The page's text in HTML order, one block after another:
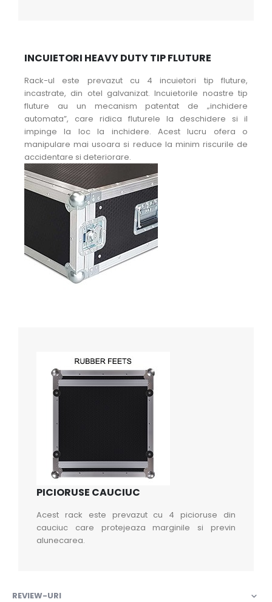
INCUIETORI HEAVY DUTY TIP FLUTURE
Rack-ul este prevazut cu 4 incuietori tip fluture,
incastrate, din otel galvanizat. Incuietorile noastre tip
fluture au un mecanism patentat de „inchidere
automata”, care ridica fluturele la deschidere si il
impinge la loc la inchidere. Acest lucru ofera o
manipulare mai usoara si reduce la minim riscurile de
accidentare si deteriorare.
PICIORUSE CAUCIUC
Acest rack este prevazut cu 4 picioruse din
cauciuc care protejeaza marginile si previn
alunecarea.
REVIEW-URI